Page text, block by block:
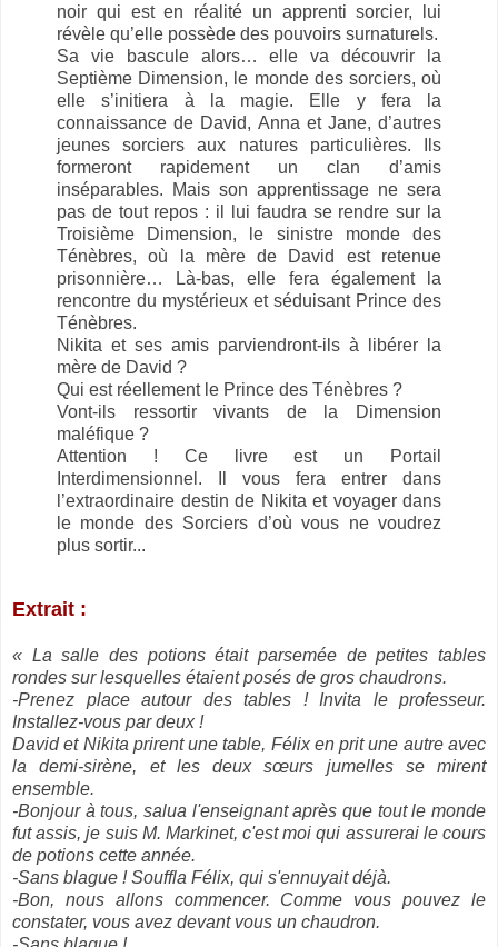
noir qui est en réalité un apprenti sorcier, lui
révèle qu’elle possède des pouvoirs surnaturels.
Sa vie bascule alors… elle va découvrir la
Septième Dimension, le monde des sorciers, où
elle s’initiera à la magie. Elle y fera la
connaissance de David, Anna et Jane, d’autres
jeunes sorciers aux natures particulières. Ils
formeront rapidement un clan d’amis
inséparables. Mais son apprentissage ne sera
pas de tout repos : il lui faudra se rendre sur la
Troisième Dimension, le sinistre monde des
Ténèbres, où la mère de David est retenue
prisonnière… Là-bas, elle fera également la
rencontre du mystérieux et séduisant Prince des
Ténèbres.
Nikita et ses amis parviendront-ils à libérer la
mère de David ?
Qui est réellement le Prince des Ténèbres ?
Vont-ils ressortir vivants de la Dimension
maléfique ?
Attention ! Ce livre est un Portail
Interdimensionnel. Il vous fera entrer dans
l’extraordinaire destin de Nikita et voyager dans
le monde des Sorciers d’où vous ne voudrez
plus sortir...
Extrait :
« La salle des potions était parsemée de petites tables
rondes sur lesquelles étaient posés de gros chaudrons.
-Prenez place autour des tables ! Invita le professeur.
Installez-vous par deux !
David et Nikita prirent une table, Félix en prit une autre avec
la demi-sirène, et les deux sœurs jumelles se mirent
ensemble.
-Bonjour à tous, salua l'enseignant après que tout le monde
fut assis, je suis M. Markinet, c'est moi qui assurerai le cours
de potions cette année.
-Sans blague ! Souffla Félix, qui s'ennuyait déjà.
-Bon, nous allons commencer. Comme vous pouvez le
constater, vous avez devant vous un chaudron.